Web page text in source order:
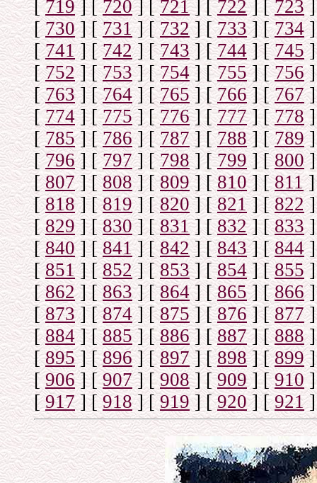
[719] [720] [721] [722] [723]
[730] [731] [732] [733] [734]
[741] [742] [743] [744] [745]
[752] [753] [754] [755] [756]
[763] [764] [765] [766] [767]
[ 774] [775] [776] [777] [778]
[785] [786] [787] [788] [789]
[796] [797] [798] [799] [ 800]
[807] [808] [809] [810] [811]
[818] [819] [820] [821] [822]
[829] [830] [831] [832] [833]
[840] [841] [842] [843] [844]
[851] [852] [853] [854] [ 855]
[862] [863] [864] [865] [866]
[873] [874] [875] [876] [877]
[884] [885] [886] [887] [888]
[895] [896] [897] [898] [899]
[906] [907] [908] [909] [910]
[917] [918] [ 919] [920] [921]